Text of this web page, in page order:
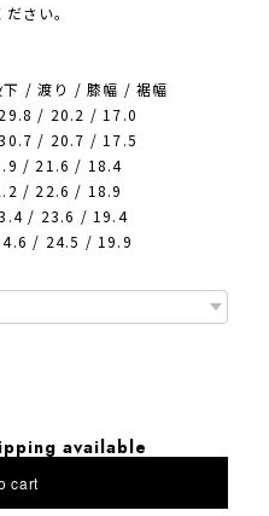
さい。
/ 渡り / 膝幅 / 裾幅
/ 20.2 / 17.0
/ 20.7 / 17.5
/ 21.6 / 18.4
/ 22.6 / 18.9
/ 23.6 / 19.4
/ 24.5 / 19.9
available
cart